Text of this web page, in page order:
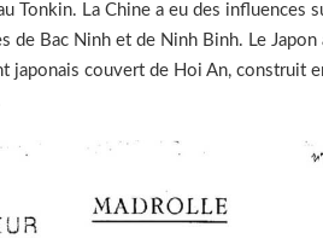
Tonkin. La Chine a eu des influences
de Bac Ninh et de Ninh Binh. Le Japon
japonais couvert de Hoi An, construit